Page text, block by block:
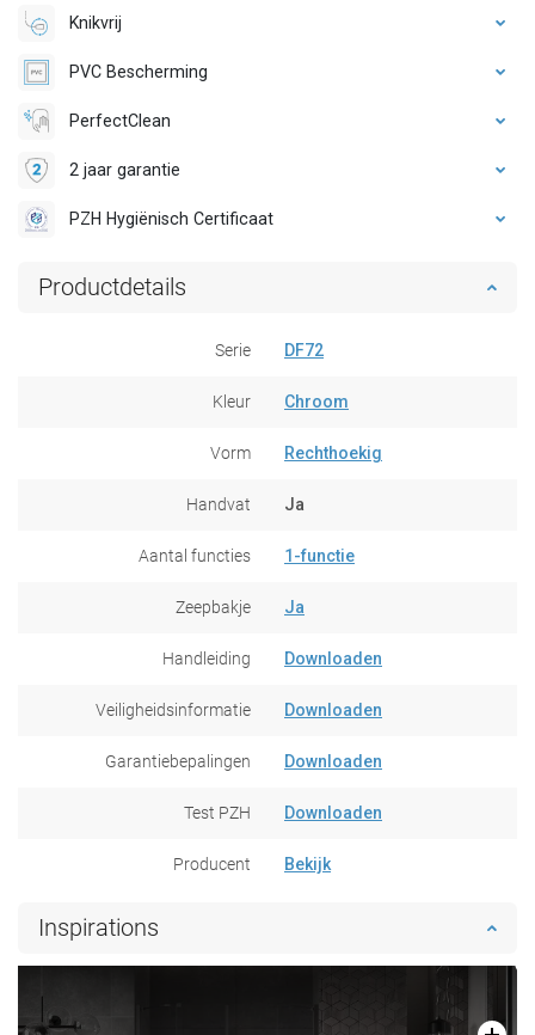
Knikvrij
PVC Bescherming
PerfectClean
2 jaar garantie
PZH Hygiënisch Certificaat
Productdetails
Serie DF72
Kleur Chroom
Vorm Rechthoekig
Handvat Ja
Aantal functies 1-functie
Zeepbakje Ja
Handleiding Downloaden
Veiligheidsinformatie Downloaden
Garantiebepalingen Downloaden
Test PZH Downloaden
Producent Bekijk
Inspirations